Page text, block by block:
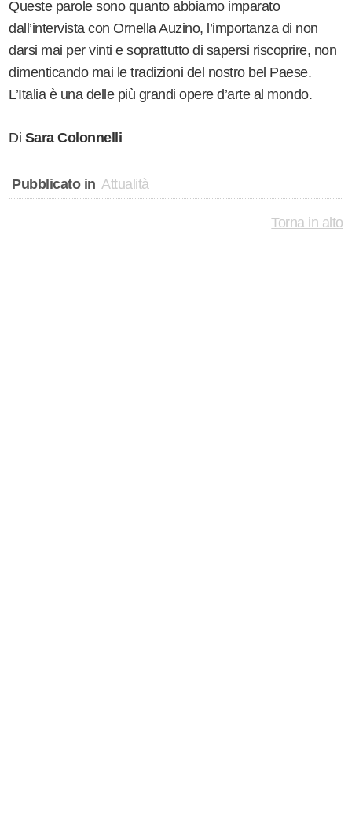
Queste parole sono quanto abbiamo imparato
dall’intervista con Ornella Auzino, l’importanza di non
darsi mai per vinti e soprattutto di sapersi riscoprire, non
dimenticando mai le tradizioni del nostro bel Paese.
L’Italia è una delle più grandi opere d’arte al mondo.
Di Sara Colonnelli
Pubblicato in Attualità
Torna in alto